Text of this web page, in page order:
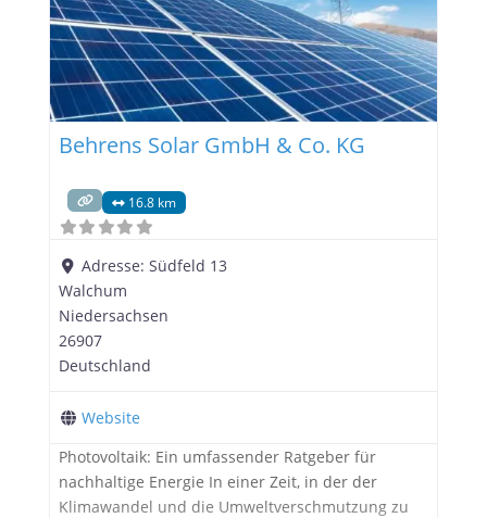
Behrens Solar GmbH & Co. KG
16.8 km
Adresse:Südfeld 13
Walchum
Niedersachsen
26907
Deutschland
Website
Photovoltaik: Ein umfassender Ratgeber für
nachhaltige Energie In einer Zeit, in der der
Klimawandel und die Umweltverschmutzung zu